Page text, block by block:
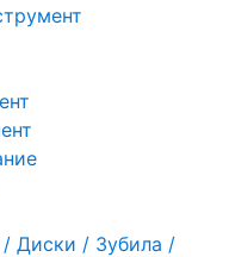
Диски / Зубила /